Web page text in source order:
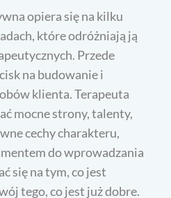
opiera się na kilku
które odróżniają ją
Przede
na budowanie i
klienta. Terapeuta
mocne strony, talenty,
cechy charakteru,
do wprowadzania
się na tym, co jest
tego, co jest już dobre.